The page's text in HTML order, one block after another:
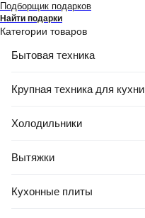
Подборщик подарков
Найти подарки
Категории товаров
Бытовая техника
Крупная техника для кухни
Холодильники
Вытяжки
Кухонные плиты